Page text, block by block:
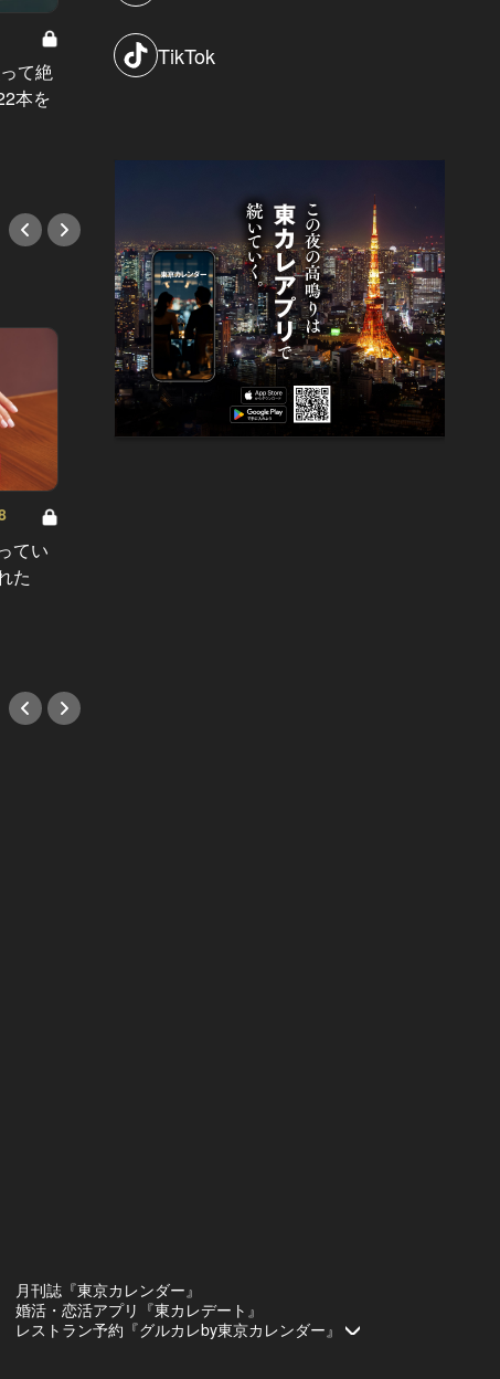
て絶
本を
世界一予約が取れないレストランの
てい
た
TikTok
月刊誌『東京カレンダー』
婚活・恋活アプリ『東カレデート』
レストラン予約『グルカレby東京カレンダー』